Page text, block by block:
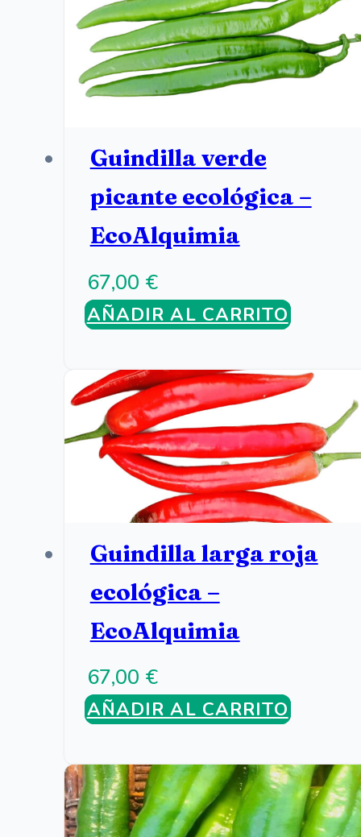
Guindilla verde
picante ecológica –
EcoAlquimia
67,00 €
AÑADIR AL CARRITO
Guindilla larga roja
ecológica –
EcoAlquimia
67,00 €
AÑADIR AL CARRITO